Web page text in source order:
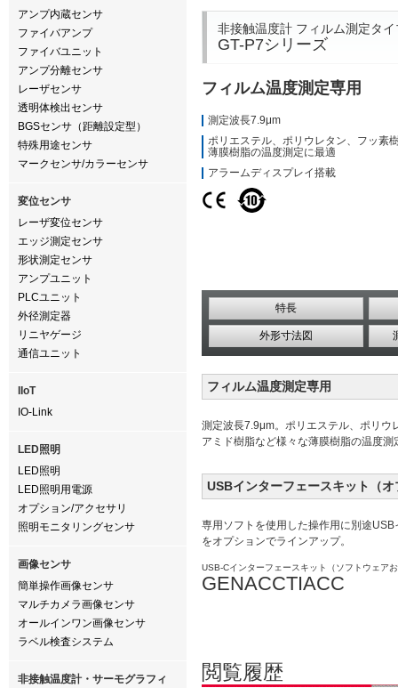
アンプ内蔵センサ
ファイバアンプ
ファイバユニット
アンプ分離センサ
レーザセンサ
透明体検出センサ
BGSセンサ（距離設定型）
特殊用途センサ
マークセンサ/カラーセンサ
変位センサ
レーザ変位センサ
エッジ測定センサ
形状測定センサ
アンプユニット
PLCユニット
外径測定器
リニヤゲージ
通信ユニット
IIoT
IO-Link
LED照明
LED照明
LED照明用電源
オプション/アクセサリ
照明モニタリングセンサ
画像センサ
簡単操作画像センサ
マルチカメラ画像センサ
オールインワン画像センサ
ラベル検査システム
非接触温度計・サーモグラフィ
非接触温度計 フィルム測定タイ
GT-P7シリーズ
フィルム温度測定専用
測定波長7.9μm
ポリエステル、ポリウレタン、フッ素
薄膜樹脂の温度測定に最適
アラームディスプレイ搭載
特長
外形寸法図
フィルム温度測定専用
測定波長7.9μm。ポリエステル、ポリウ
アミド樹脂など様々な薄膜樹脂の温度測
USBインターフェースキット（オ
専用ソフトを使用した操作用に別途
をオプションでラインアップ。
USB-Cインターフェースキット（ソフトウェア
GENACCTIACC
閲覧履歴